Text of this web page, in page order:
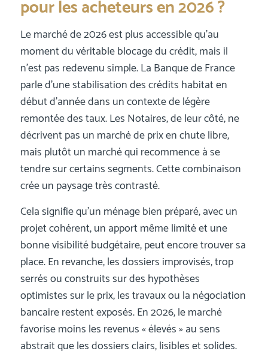
pour les acheteurs en 2026 ?
Le marché de 2026 est plus accessible qu’au
moment du véritable blocage du crédit, mais il
n’est pas redevenu simple. La Banque de France
parle d’une stabilisation des crédits habitat en
début d’année dans un contexte de légère
remontée des taux. Les Notaires, de leur côté, ne
décrivent pas un marché de prix en chute libre,
mais plutôt un marché qui recommence à se
tendre sur certains segments. Cette combinaison
crée un paysage très contrasté.
Cela signifie qu’un ménage bien préparé, avec un
projet cohérent, un apport même limité et une
bonne visibilité budgétaire, peut encore trouver sa
place. En revanche, les dossiers improvisés, trop
serrés ou construits sur des hypothèses
optimistes sur le prix, les travaux ou la négociation
bancaire restent exposés. En 2026, le marché
favorise moins les revenus « élevés » au sens
abstrait que les dossiers clairs, lisibles et solides.